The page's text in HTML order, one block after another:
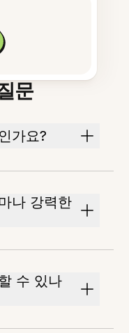
문
가요?
나 강력한
수 있나